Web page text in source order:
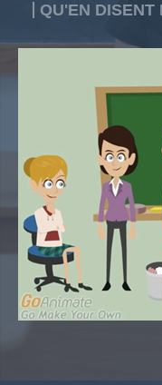
QU'EN DISENT